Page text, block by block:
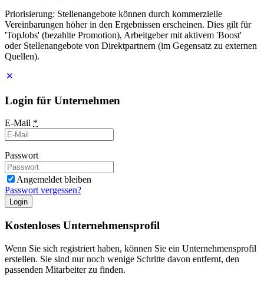
Priorisierung: Stellenangebote können durch kommerzielle
Vereinbarungen höher in den Ergebnissen erscheinen. Dies gilt für
'TopJobs' (bezahlte Promotion), Arbeitgeber mit aktivem 'Boost'
oder Stellenangebote von Direktpartnern (im Gegensatz zu externen
Quellen).
Login für Unternehmen
E-Mail *
Passwort
Angemeldet bleiben
Passwort vergessen?
Login
Kostenloses Unternehmensprofil
Wenn Sie sich registriert haben, können Sie ein Unternehmensprofil
erstellen. Sie sind nur noch wenige Schritte davon entfernt, den
passenden Mitarbeiter zu finden.